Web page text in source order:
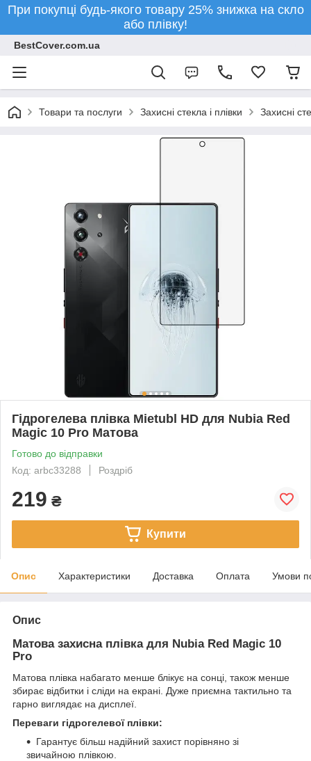
При покупці будь-якого товару 25% знижка на скло
або плівку!
BestCover.com.ua
Товари та послуги Захисні стекла і плівки Захисні
Гідрогелева плівка Mietubl HD для Nubia Red
Magic 10 Pro Матова
Готово до відправки
Код: arbc33288
Роздріб
219 ₴
Купити
Опис Характеристики Доставка Оплата Умови
Опис
Матова захисна плівка для Nubia Red Magic 10
Pro
Матова плівка набагато менше блікує на сонці, також менше
збирає відбитки і сліди на екрані. Дуже приємна тактильно та
гарно виглядає на дисплеї.
Переваги гідрогелевої плівки:
Гарантує більш надійний захист порівняно зі
звичайною плівкою.